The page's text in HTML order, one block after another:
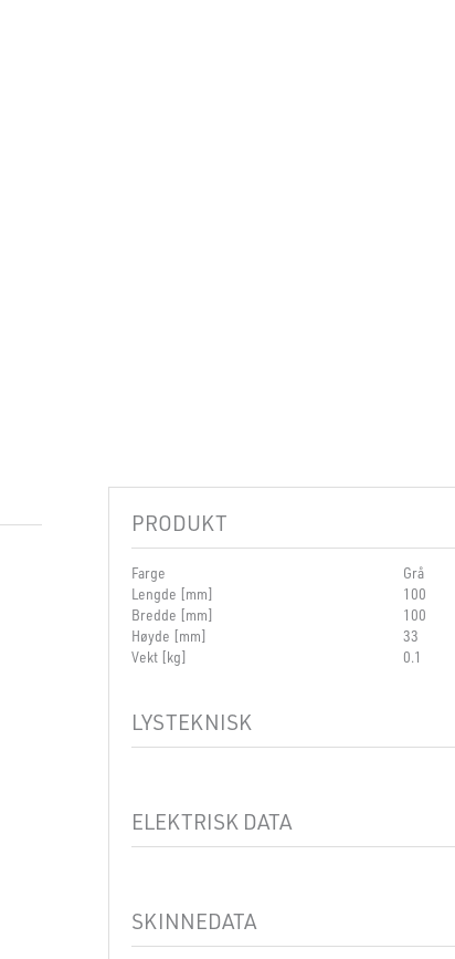
PRODUKT
Farge
Grå
Lengde [mm]
100
Bredde [mm]
100
Høyde [mm]
33
Vekt [kg]
0.1
LYSTEKNISK
ELEKTRISK DATA
SKINNEDATA